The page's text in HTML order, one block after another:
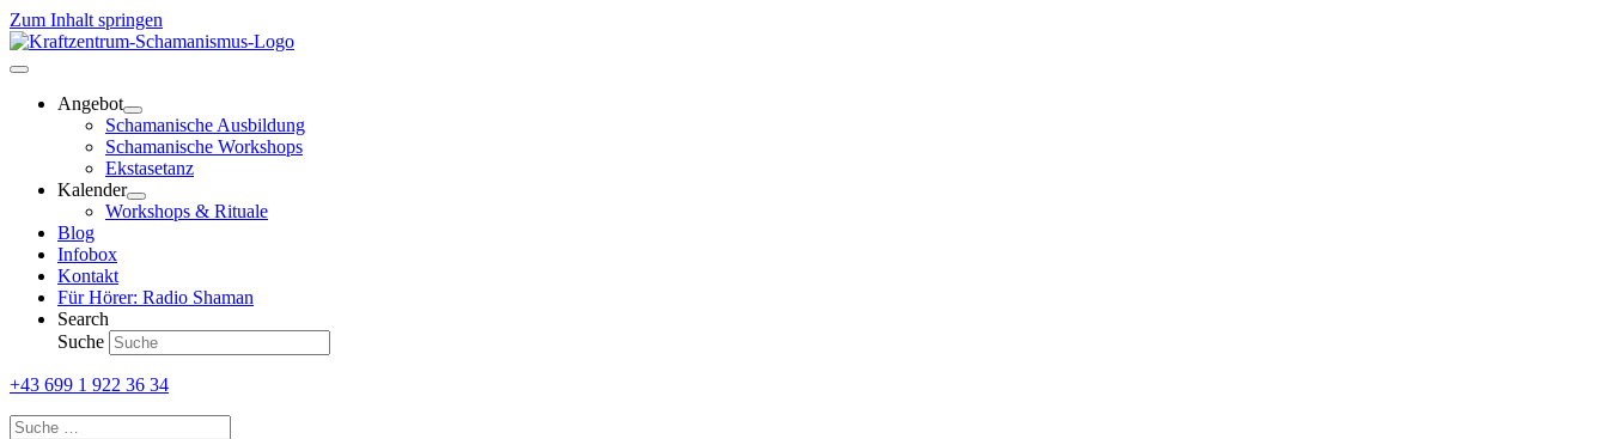
Zum Inhalt springen
Angebot
Schamanische Ausbildung
Schamanische Workshops
Ekstasetanz
Kalender
Workshops & Rituale
Blog
Infobox
Kontakt
Für Hörer: Radio Shaman
Search
Suche
+43 699 1 922 36 34